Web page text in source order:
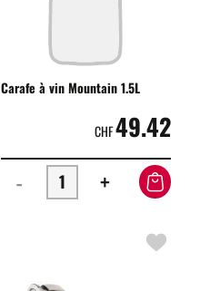
Carafe à vin Mountain 1.5L
CHF49.42
-
+